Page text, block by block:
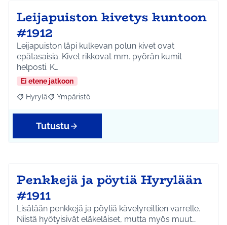
Leijapuiston kivetys kuntoon
#1912
Leijapuiston läpi kulkevan polun kivet ovat
epätasaisia. Kivet rikkovat mm. pyörän kumit
helposti. K…
Ei etene jatkoon
Rajaa tulokset aihepiirin mukaan: Hyrylä
Hyrylä Rajaa tulokset teeman mukaan: Ympäristö
Ympäristö
Tutustu
Penkkejä ja pöytiä Hyrylään
#1911
Lisätään penkkejä ja pöytiä kävelyreittien varrelle.
Niistä hyötyisivät eläkeläiset, mutta myös muut…